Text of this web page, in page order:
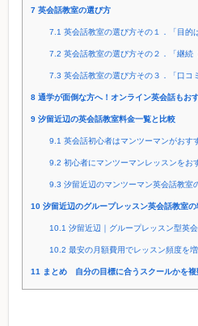
7 英会話教室の選び方
7.1 英会話教室の選び方その１．「目的
7.2 英会話教室の選び方その２．「継続
7.3 英会話教室の選び方その３．「口コ
8 通学が面倒な方へ！オンライン英会話もお
9 汐留近辺の英会話教室料金一覧と比較
9.1 英会話初心者はマンツーマンがおす
9.2 初心者にマンツーマンレッスンをお
9.3 汐留近辺のマンツーマン英会話教室
10 汐留近辺のグループレッスン英会話教室
10.1 汐留近辺｜グループレッスン型英
10.2 最安の月額費用でレッスン頻度を
11 まとめ 自分の目標に合うスクールかを複